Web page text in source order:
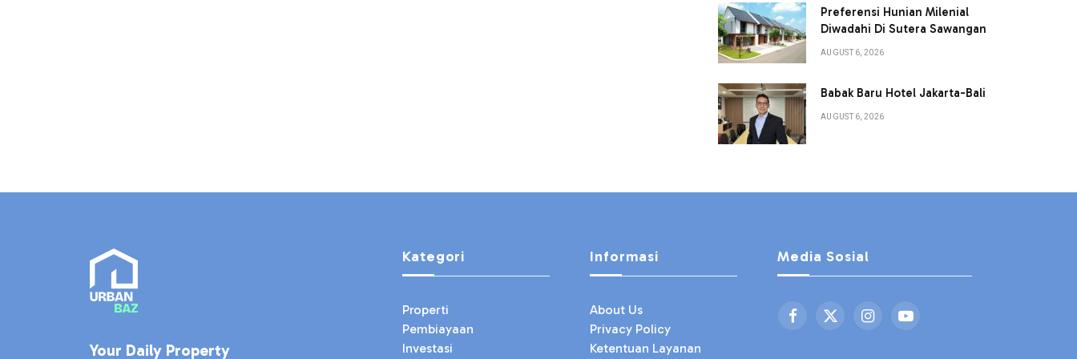
Preferensi Hunian Milenial
Diwadahi Di Sutera Sawangan
AUGUST 6, 2026
Babak Baru Hotel Jakarta-Bali
AUGUST 6, 2026
Your Daily Property
Kategori
Properti
Pembiayaan
Investasi
Informasi
About Us
Privacy Policy
Ketentuan Layanan
Media Sosial
Facebook
X
InstagramYouTube